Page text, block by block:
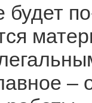
–